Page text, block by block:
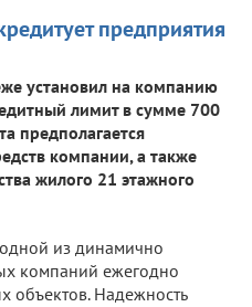
предприятия
установил на компанию
лимит в сумме 700
предполагается
компании, а также
жилого 21 этажного
из динамично
компаний ежегодно
объектов. Надежность